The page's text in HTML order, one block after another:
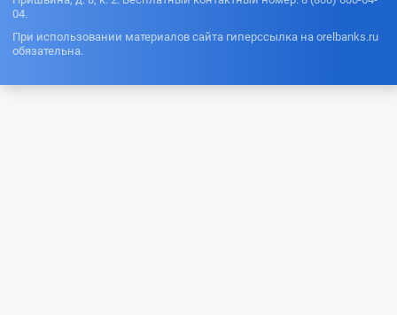
04.
При использовании материалов сайта гиперссылка на orelbanks.ru
обязательна.